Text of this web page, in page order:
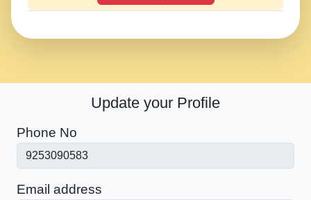
Update your Profile
Phone No
Email address